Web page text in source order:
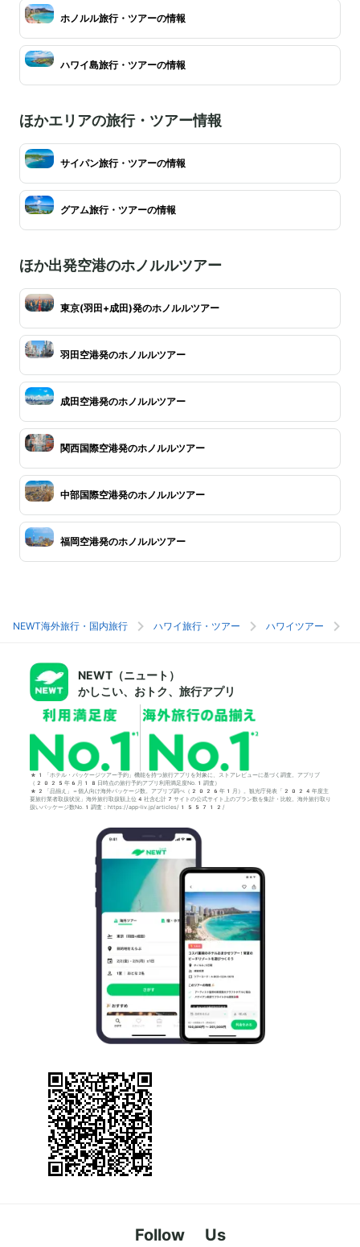
ホノルル旅行・ツアーの情報
ハワイ島旅行・ツアーの情報
ほかエリアの旅行・ツアー情報
サイパン旅行・ツアーの情報
グアム旅行・ツアーの情報
ほか出発空港のホノルルツアー
東京(羽田+成田)発のホノルルツアー
羽田空港発のホノルルツアー
成田空港発のホノルルツアー
関西国際空港発のホノルルツアー
中部国際空港発のホノルルツアー
福岡空港発のホノルルツアー
NEWT海外旅行・国内旅行 ハワイ旅行・ツアー ハワイツアー
NEWT（ニュート）
かしこい、おトク、旅行アプリ
*1「ホテル・パッケージツアー予約」機能を持つ旅行アプリを対象に、ストアレビューに基づく調査。アプリブ
（2025年6月18日時点の旅行予約アプリ利用満足度No.1調査）
*2「品揃え」＝個人向け海外パッケージ数。アプリブ調べ（2026年1月）。観光庁発表「2024年度主
要旅行業者取扱状況」海外旅行取扱額上位4社含む計7サイトの公式サイト上のプラン数を集計・比較。海外旅行取り
扱いパッケージ数No.1調査：https://app-liv.jp/articles/155712/
Follow Us